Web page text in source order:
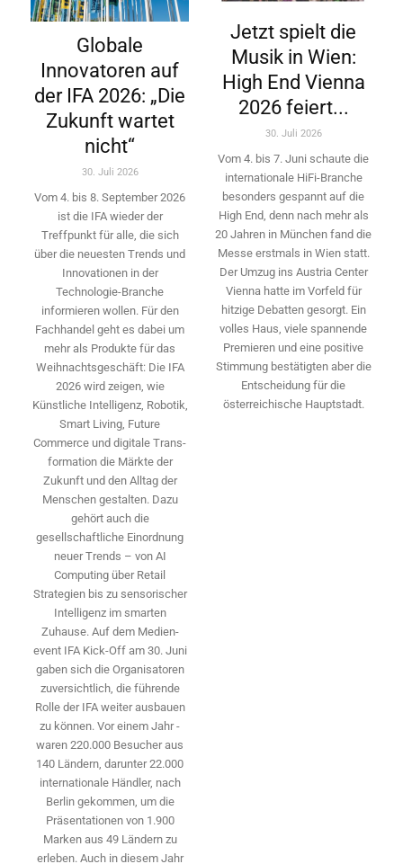
Globale
Innovatoren auf
der IFA 2026: „Die
Zukunft wartet
nicht“
30. Juli 2026
Vom 4. bis 8. September 2026
ist die IFA wieder der
Treffpunkt für alle, die sich
über die neuesten Trends und
Innovationen in der
Technologie-­Branche
informieren wollen. Für den
Fachhandel geht es dabei um
mehr als Produkte für das
Weihnachtsgeschäft: Die IFA
2026 wird ­zeigen, wie
Künstliche Intelligenz, Robotik,
Smart Living, Future
Commerce und digitale Trans­
formation die Märkte der
Zukunft und den Alltag der
Menschen gestalten. Dazu
gehört auch die
gesellschaftliche Einordnung
neuer Trends – von AI
Computing über Retail
Strategien bis zu sensorischer
Intelligenz im smarten
Zuhause. Auf dem Medien­
event IFA Kick-Off am 30. Juni
gaben sich die Organisatoren
zuversichtlich, die führende
Rolle der IFA weiter ausbauen
zu können. Vor einem Jahr ­
waren 220.000 Besucher aus
140 ­Ländern, ­darunter 22.000
internationale Händler, nach
Berlin gekommen, um die
Präsen­tationen von 1.900
Marken aus 49 Ländern zu
erleben. Auch in diesem Jahr
Jetzt spielt die
Musik in Wien:
High End Vienna
2026 feiert...
30. Juli 2026
Vom 4. bis 7. Juni schaute die
internationale HiFi-Branche
besonders gespannt auf die
High End, denn nach mehr als
20 Jahren in München fand die
Messe erstmals in Wien statt.
Der Umzug ins Austria Center
Vienna hatte im Vorfeld für
hitzige Debatten gesorgt. Ein
volles Haus, viele spannende
Premieren und eine positive
Stimmung bestätigten aber die
Entscheidung für die
österreichische Hauptstadt.